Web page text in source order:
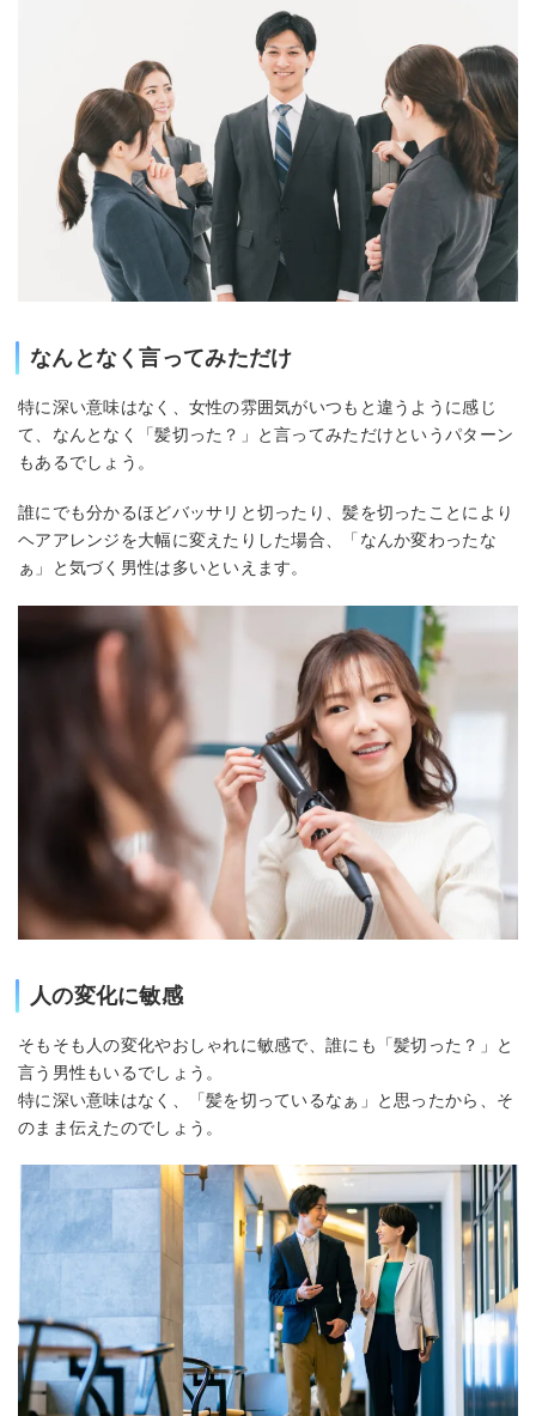
なんとなく言ってみただけ
特に深い意味はなく、女性の雰囲気がいつもと違うように感じ
て、なんとなく「髪切った？」と言ってみただけというパターン
もあるでしょう。
誰にでも分かるほどバッサリと切ったり、髪を切ったことにより
ヘアアレンジを大幅に変えたりした場合、「なんか変わったな
ぁ」と気づく男性は多いといえます。
人の変化に敏感
そもそも人の変化やおしゃれに敏感で、誰にも「髪切った？」と
言う男性もいるでしょう。
特に深い意味はなく、「髪を切っているなぁ」と思ったから、そ
のまま伝えたのでしょう。